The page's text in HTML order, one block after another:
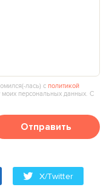
сполитикой
персональных данных. С
Отправить
X/Twitter